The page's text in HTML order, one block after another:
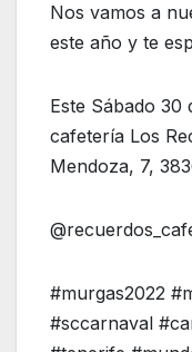
Nos vamos a
este año y te
Este Sábado 30
cafetería Los
Mendoza, 7,
#murgas2022
#sccarnaval